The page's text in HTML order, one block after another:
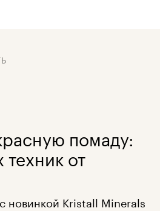
помаду:
от
новинкой Kristall Minerals